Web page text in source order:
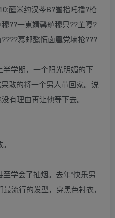
醯米约汉芩В?鲎指吒撸?枪
??一嵬婧馨舻穆只??芏嗯?
慕邮懿慌卤凰党墒抢???
学期，一个阳光明媚的下
敢的将一个男人带回家。说
有理由再让他等下去。
。
学会了抽烟。去年“快乐男
流行的发型，穿黑色衬衣，